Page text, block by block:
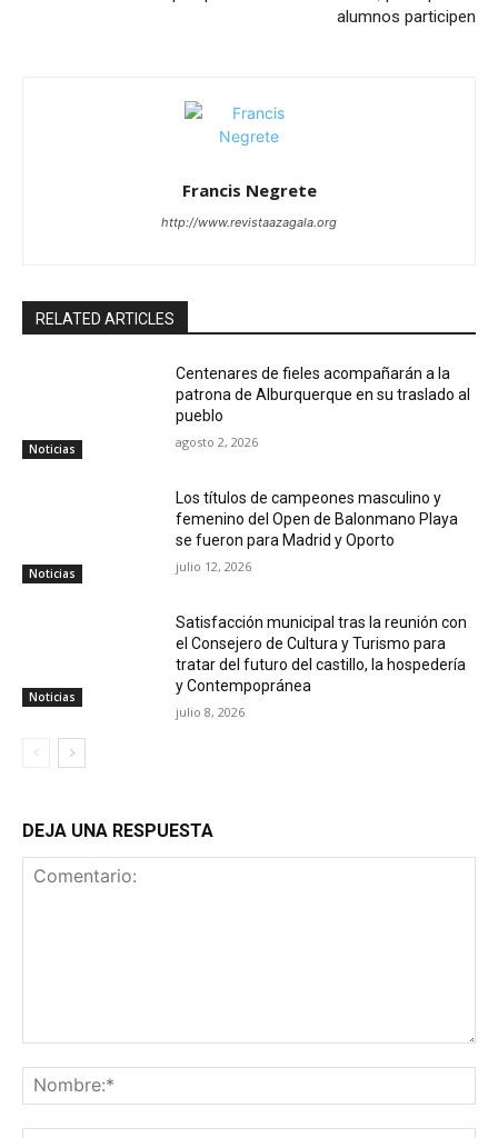
alumnos participen
Francis Negrete
http://www.revistaazagala.org
RELATED ARTICLES
Noticias
Centenares de fieles acompañarán a la
patrona de Alburquerque en su traslado al
pueblo
agosto 2, 2026
Noticias
Los títulos de campeones masculino y
femenino del Open de Balonmano Playa
se fueron para Madrid y Oporto
julio 12, 2026
Noticias
Satisfacción municipal tras la reunión con
el Consejero de Cultura y Turismo para
tratar del futuro del castillo, la hospedería
y Contempopránea
julio 8, 2026
DEJA UNA RESPUESTA